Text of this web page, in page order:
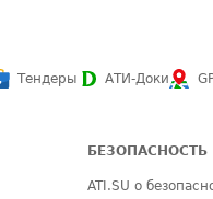
Тендеры АТИ-Доки
БЕЗОПАСНОСТЬ
ATI.SU о